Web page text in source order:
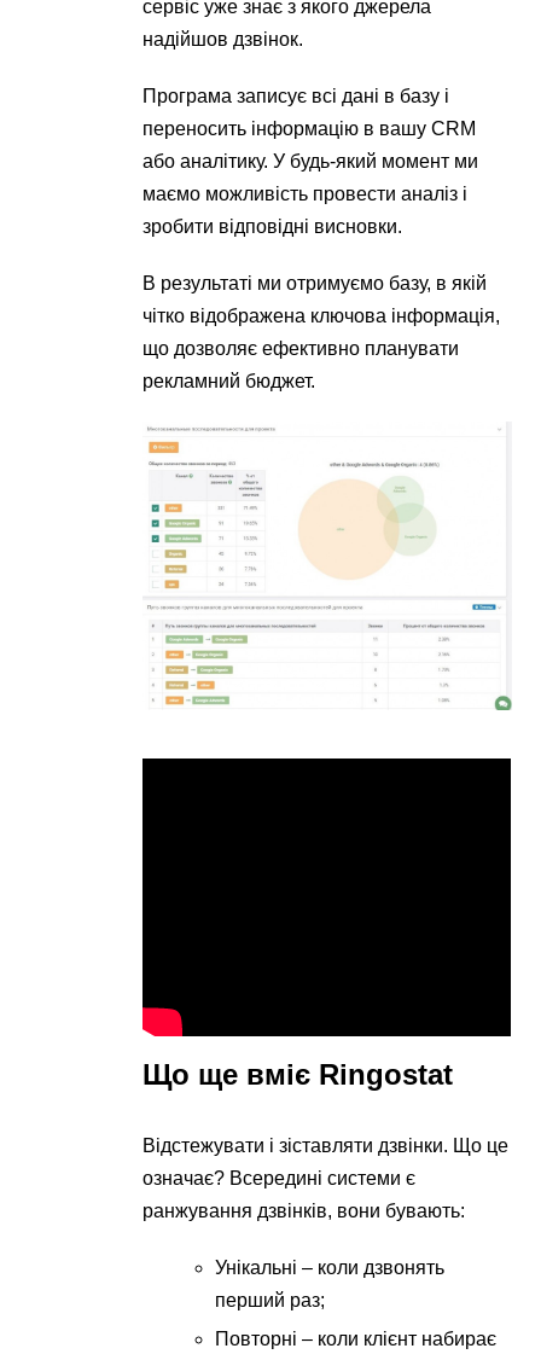
сервіс уже знає з якого джерела
надійшов дзвінок.
Програма записує всі дані в базу і
переносить інформацію в вашу CRM
або аналітику. У будь-який момент ми
маємо можливість провести аналіз і
зробити відповідні висновки.
В результаті ми отримуємо базу, в якій
чітко відображена ключова інформація,
що дозволяє ефективно планувати
рекламний бюджет.
Що ще вміє Ringostat
Відстежувати і зіставляти дзвінки. Що це
означає? Всередині системи є
ранжування дзвінків, вони бувають:
Унікальні – коли дзвонять
перший раз;
Повторні – коли клієнт набирає